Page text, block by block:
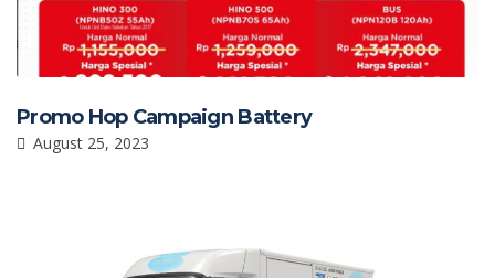
Promo Hop Campaign Battery
August 25, 2023